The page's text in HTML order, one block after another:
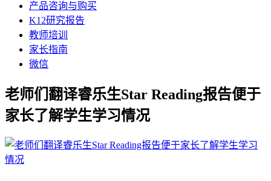
产品咨询与购买
K12研究报告
教师培训
家长指南
微信
老师们翻译睿乐生Star Reading报告便于
家长了解学生学习情况